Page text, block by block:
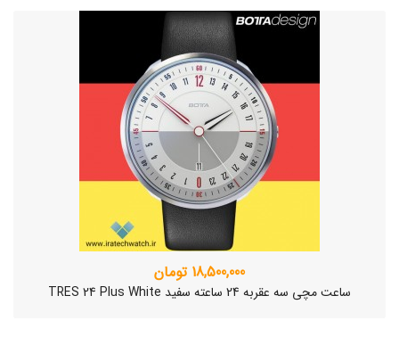
18,500,000 تومان
ساعت مچی سه عقربه 24 ساعته سفید TRES 24 Plus White